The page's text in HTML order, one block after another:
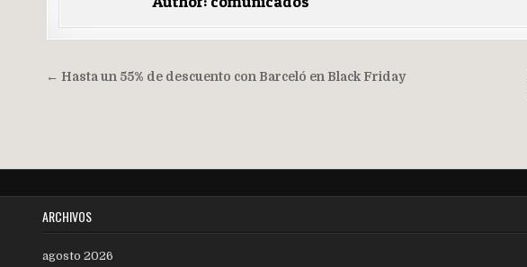
Navegación
← Hasta un 55% de descuento con Barceló en Black Friday
ARCHIVOS
agosto 2026